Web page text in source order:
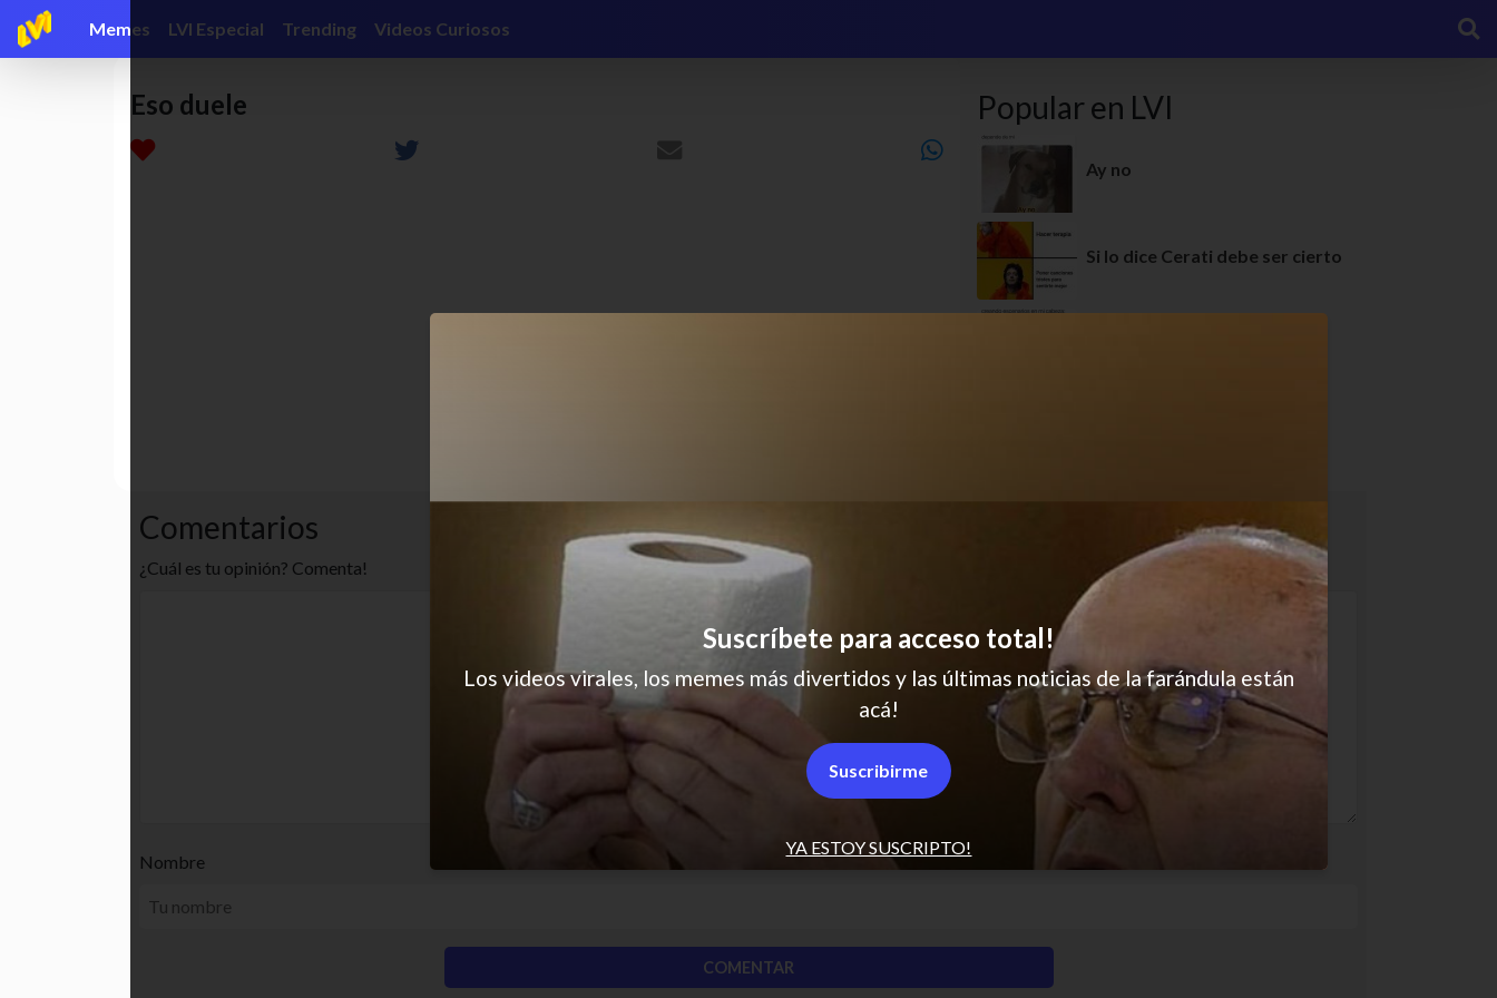
Memes LVI Especial Trending Videos Curiosos
Eso duele Popular en LVI
Ay no
Si lo dice Cerati debe ser cierto
Comentarios
¿Cuál es tu opinión? Comenta!
Nombre
YA ESTOY SUSCRIPTO!
Suscríbete para acceso total!
Los videos virales, los memes más divertidos y las últimas noticias de la farándula están
acá!
Suscribirme